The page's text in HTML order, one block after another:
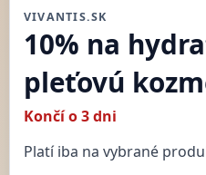
VIVANTIS.SK
10% na
pleťovú
Končí o 3 dni
Platí iba na vybrané